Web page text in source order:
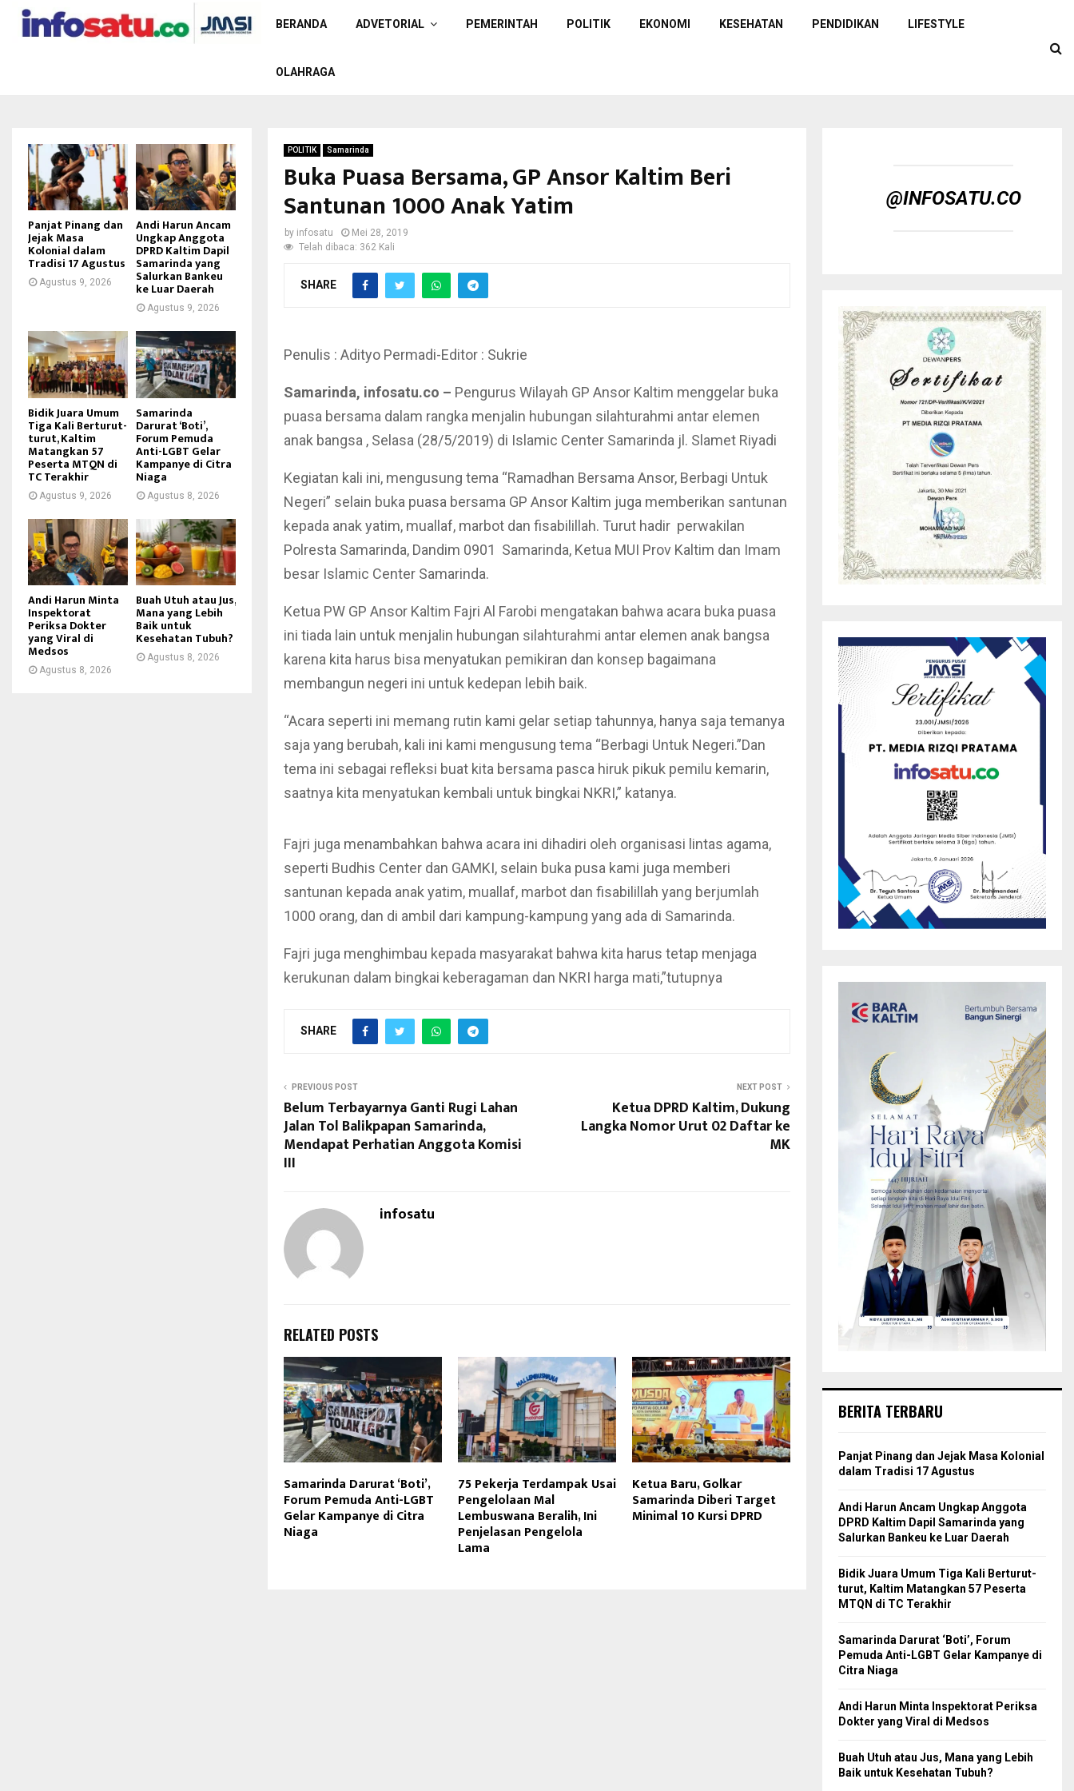
BERANDA ADVETORIAL PEMERINTAH POLITIK EKONOMI KESEHATAN PENDIDIKAN LIFESTYLE
OLAHRAGA
POLITIK Samarinda
Buka Puasa Bersama, GP Ansor Kaltim Beri
Santunan 1000 Anak Yatim
by infosatu
Mei 28, 2019
Telah dibaca: 362 Kali
SHARE
Penulis : Adityo Permadi-Editor : Sukrie
Samarinda, infosatu.co – Pengurus Wilayah GP Ansor Kaltim menggelar buka
puasa bersama dalam rangka menjalin hubungan silahturahmi antar elemen
anak bangsa , Selasa (28/5/2019) di Islamic Center Samarinda jl. Slamet Riyadi
Kegiatan kali ini, mengusung tema “Ramadhan Bersama Ansor, Berbagi Untuk
Negeri” selain buka puasa bersama GP Ansor Kaltim juga memberikan santunan
kepada anak yatim, muallaf, marbot dan fisabilillah. Turut hadir perwakilan
Polresta Samarinda, Dandim 0901 Samarinda, Ketua MUI Prov Kaltim dan Imam
besar Islamic Center Samarinda.
Ketua PW GP Ansor Kaltim Fajri Al Farobi mengatakan bahwa acara buka puasa
ini tiada lain untuk menjalin hubungan silahturahmi antar elemen anak bangsa
karena kita harus bisa menyatukan pemikiran dan konsep bagaimana
membangun negeri ini untuk kedepan lebih baik.
“Acara seperti ini memang rutin kami gelar setiap tahunnya, hanya saja temanya
saja yang berubah, kali ini kami mengusung tema “Berbagi Untuk Negeri.”Dan
tema ini sebagai refleksi buat kita bersama pasca hiruk pikuk pemilu kemarin,
saatnya kita menyatukan kembali untuk bingkai NKRI,” katanya.
Fajri juga menambahkan bahwa acara ini dihadiri oleh organisasi lintas agama,
seperti Budhis Center dan GAMKI, selain buka pusa kami juga memberi
santunan kepada anak yatim, muallaf, marbot dan fisabilillah yang berjumlah
1000 orang, dan di ambil dari kampung-kampung yang ada di Samarinda.
Fajri juga menghimbau kepada masyarakat bahwa kita harus tetap menjaga
kerukunan dalam bingkai keberagaman dan NKRI harga mati,”tutupnya
SHARE
PREVIOUS POST
Belum Terbayarnya Ganti Rugi Lahan
Jalan Tol Balikpapan Samarinda,
Mendapat Perhatian Anggota Komisi
III
NEXT POST
Ketua DPRD Kaltim, Dukung
Langka Nomor Urut 02 Daftar ke
MK
infosatu
RELATED POSTS
Samarinda Darurat ‘Boti’,
Forum Pemuda Anti-LGBT
Gelar Kampanye di Citra
Niaga
75 Pekerja Terdampak Usai
Pengelolaan Mal
Lembuswana Beralih, Ini
Penjelasan Pengelola
Lama
Ketua Baru, Golkar
Samarinda Diberi Target
Minimal 10 Kursi DPRD
Panjat Pinang dan
Jejak Masa
Kolonial dalam
Tradisi 17 Agustus
Agustus 9, 2026
Andi Harun Ancam
Ungkap Anggota
DPRD Kaltim Dapil
Samarinda yang
Salurkan Bankeu
ke Luar Daerah
Agustus 9, 2026
Bidik Juara Umum
Tiga Kali Berturut-
turut, Kaltim
Matangkan 57
Peserta MTQN di
TC Terakhir
Agustus 9, 2026
Samarinda
Darurat ‘Boti’,
Forum Pemuda
Anti-LGBT Gelar
Kampanye di Citra
Niaga
Agustus 8, 2026
Andi Harun Minta
Inspektorat
Periksa Dokter
yang Viral di
Medsos
Agustus 8, 2026
Buah Utuh atau Jus,
Mana yang Lebih
Baik untuk
Kesehatan Tubuh?
Agustus 8, 2026
@INFOSATU.CO
BERITA TERBARU
Panjat Pinang dan Jejak Masa Kolonial
dalam Tradisi 17 Agustus
Andi Harun Ancam Ungkap Anggota
DPRD Kaltim Dapil Samarinda yang
Salurkan Bankeu ke Luar Daerah
Bidik Juara Umum Tiga Kali Berturut-
turut, Kaltim Matangkan 57 Peserta
MTQN di TC Terakhir
Samarinda Darurat ‘Boti’, Forum
Pemuda Anti-LGBT Gelar Kampanye di
Citra Niaga
Andi Harun Minta Inspektorat Periksa
Dokter yang Viral di Medsos
Buah Utuh atau Jus, Mana yang Lebih
Baik untuk Kesehatan Tubuh?